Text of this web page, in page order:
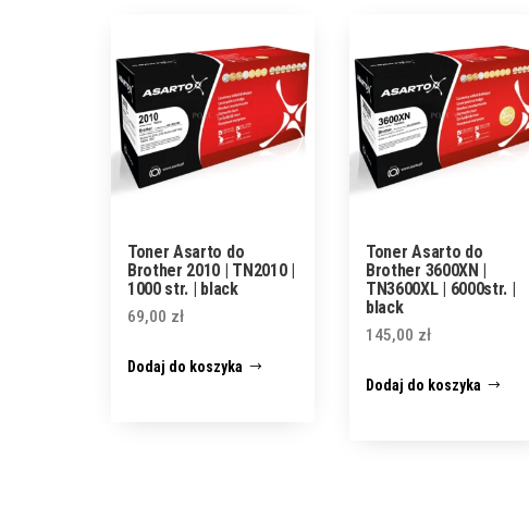
Toner Asarto do
Brother 2010 | TN2010 |
1000 str. | black
69,00 zł
Dodaj do koszyka
Toner Asarto do
Brother 3600XN |
TN3600XL | 6000str. |
black
145,00 zł
Dodaj do koszyka